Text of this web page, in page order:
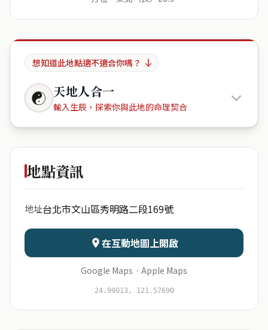
想知道此地點適不適合你嗎？
☯ 天地人合一
輸入生辰，探索你與此地的命理契合
秀明路二
日期 出生時辰
資料僅用於即時分析，不會儲存於伺服器
地點資訊
地址台北市文山區秀明路二段169號
在互動地圖上開啟
Google Maps · Apple Maps
24.99013, 121.57690